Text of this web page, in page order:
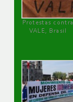
Protestas contra
VALE, Brasil